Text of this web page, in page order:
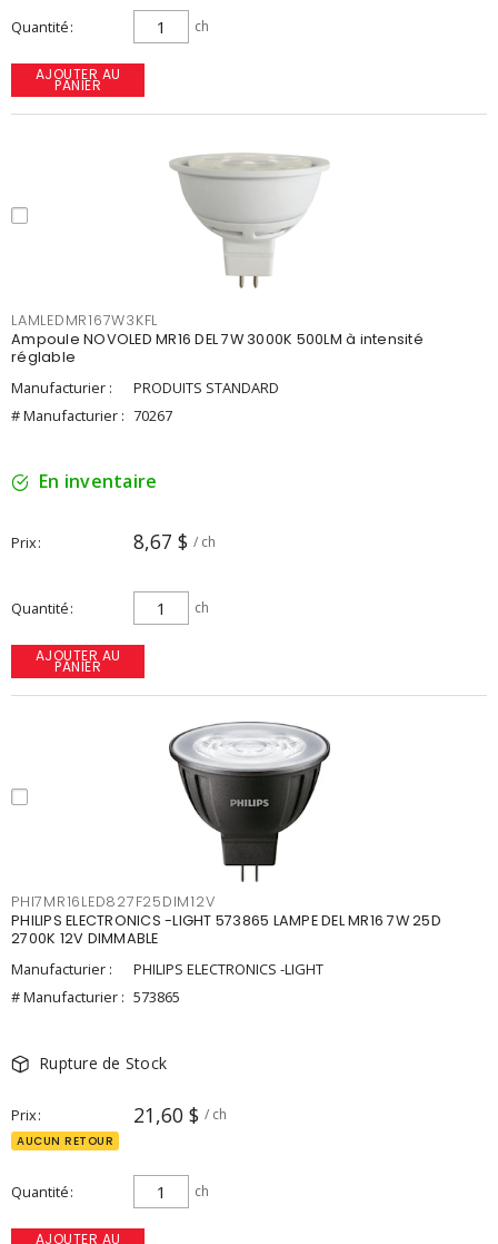
Quantité ch
AJOUTER AU
PANIER
LAMLEDMR167W3KFL
Ampoule NOVOLED MR16 DEL 7W 3000K 500LM à intensité
réglable
Manufacturier :
PRODUITS STANDARD
# Manufacturier : 70267
En inventaire
Prix 8,67 $ / ch
Quantité ch
AJOUTER AU
PANIER
PHI7MR16LED827F25DIM12V
PHILIPS ELECTRONICS -LIGHT 573865 LAMPE DEL MR16 7W 25D
2700K 12V DIMMABLE
Manufacturier :
PHILIPS ELECTRONICS -LIGHT
# Manufacturier : 573865
Rupture de Stock
Prix 21,60 $ / ch
AUCUN RETOUR
Quantité ch
AJOUTER AU